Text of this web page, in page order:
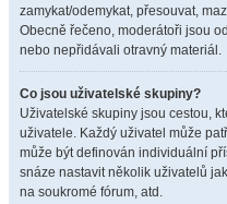
zamykat/odemykat, přesouvat,
Obecně řečeno, moderátoři jsou
nebo nepřidávali otravný materiál.
Co jsou uživatelské skupiny?
Uživatelské skupiny jsou cestou,
uživatele. Každý uživatel může
může být definován individuální
snáze nastavit několik uživatelů
na soukromé fórum, atd.